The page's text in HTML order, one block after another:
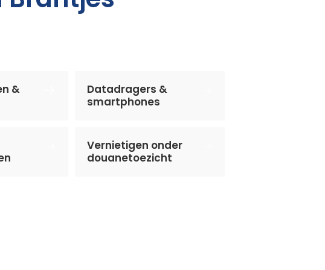
&
Datadragers &
smartphones
Vernietigen onder
douanetoezicht